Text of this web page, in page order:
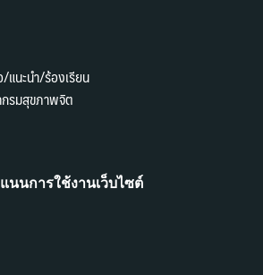
นะนำ/ร้องเรียน
รมสุขภาพจิต
นนการใช้งานเว็บไซต์